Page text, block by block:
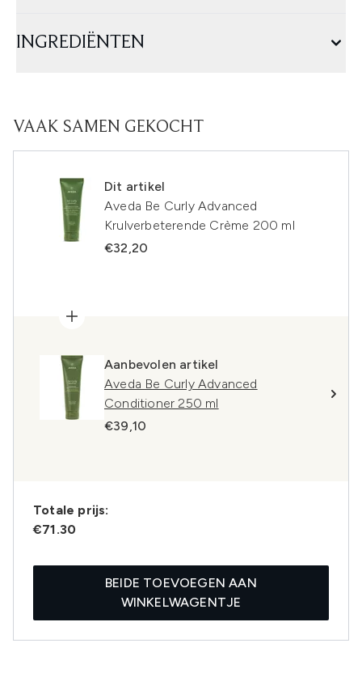
INGREDIËNTEN
VAAK SAMEN GEKOCHT
Dit artikel
Aveda Be Curly Advanced
Krulverbeterende Crème 200 ml
€32,20
Aanbevolen artikel
Aveda Be Curly Advanced
Conditioner 250 ml
€39,10
Totale prijs:
€71.30
BEIDE TOEVOEGEN AAN
WINKELWAGENTJE